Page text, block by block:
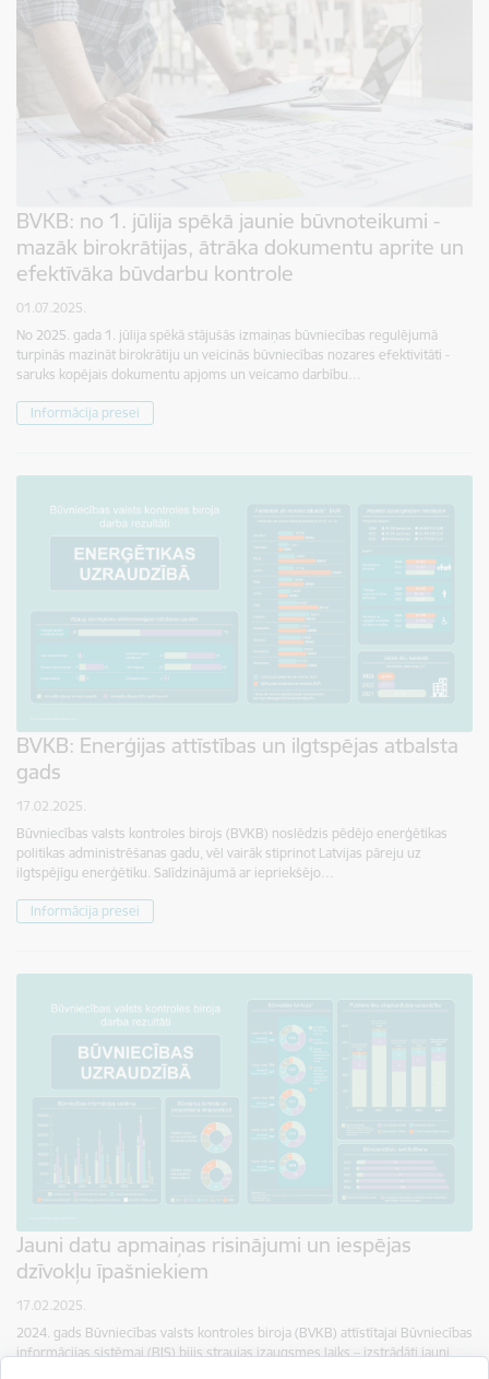
BVKB: no 1. jūlija spēkā jaunie būvnoteikumi -
mazāk birokrātijas, ātrāka dokumentu aprite un
efektīvāka būvdarbu kontrole
01.07.2025.
No 2025. gada 1. jūlija spēkā stājušās izmaiņas būvniecības regulējumā
turpinās mazināt birokrātiju un veicinās būvniecības nozares efektivitāti -
saruks kopējais dokumentu apjoms un veicamo darbību…
Informācija presei
BVKB: Enerģijas attīstības un ilgtspējas atbalsta
gads
17.02.2025.
Būvniecības valsts kontroles birojs (BVKB) noslēdzis pēdējo enerģētikas
politikas administrēšanas gadu, vēl vairāk stiprinot Latvijas pāreju uz
ilgtspējīgu enerģētiku. Salīdzinājumā ar iepriekšējo…
Informācija presei
Jauni datu apmaiņas risinājumi un iespējas
dzīvokļu īpašniekiem
17.02.2025.
2024. gads Būvniecības valsts kontroles biroja (BVKB) attīstītajai Būvniecības
informācijas sistēmai (BIS) bijis straujas izaugsmes laiks – izstrādāti jauni